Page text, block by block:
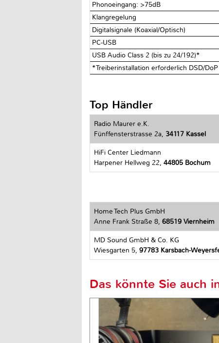
Phonoeingang: >75dB
Klangregelung
Digitalsignale (Koaxial/Optisch)
PC-USB
USB Audio Class 2 (bis zu 24/192)*
*Treiberinstallation erforderlich DSD/
Top Händler
Radio Maurer e.K.
Fünffensterstrasse 2a, 34117 Kassel
HiFi Center Liedmann
Harpener Hellweg 22, 44805 Bochum
Home Tech Plus GmbH
Anne Frank Straße 8, 68519 Viernheim
MD Sound GmbH & Co. KG
Wiesgarten 5, 97783 Karsbach-
Das könnte Sie auch